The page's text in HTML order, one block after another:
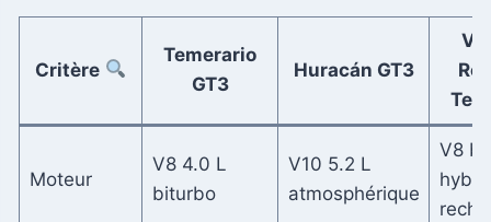
Critère
Temerario
GT3
Huracán GT3
Moteur
V8 4.0 L
biturbo
V10 5.2 L
atmosphérique
V8